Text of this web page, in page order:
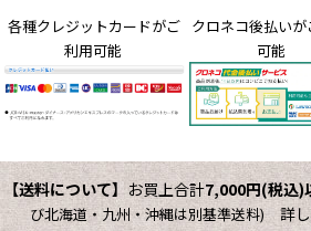
各種クレジットカードがご
利用可能
クロネコ後払いが
可能
【送料について】 お買上合計7,000円(税込)
び北海道・九州・沖縄は別基準送料)詳し